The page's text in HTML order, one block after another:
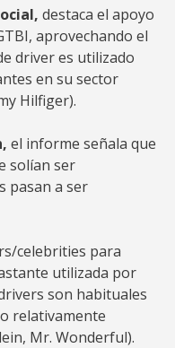
destaca el apoyo
aprovechando el
driver es utilizado
en su sector
Hilfiger).
el informe señala que
solían ser
pasan a ser
celebrities para
utilizada por
son habituales
relativamente
Mr. Wonderful).